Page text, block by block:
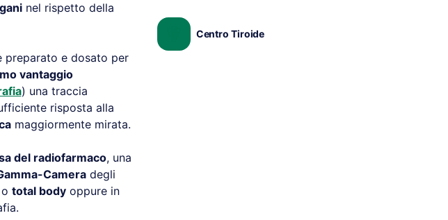
nel rispetto della
e dosato per
vantaggio
) una traccia
risposta alla
maggiormente mirata.
del radiofarmaco, una
Cameradegli
total bodyoppure in
Centro Tiroide